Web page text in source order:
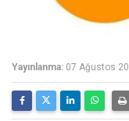
Yayınlanma: 07 Ağustos